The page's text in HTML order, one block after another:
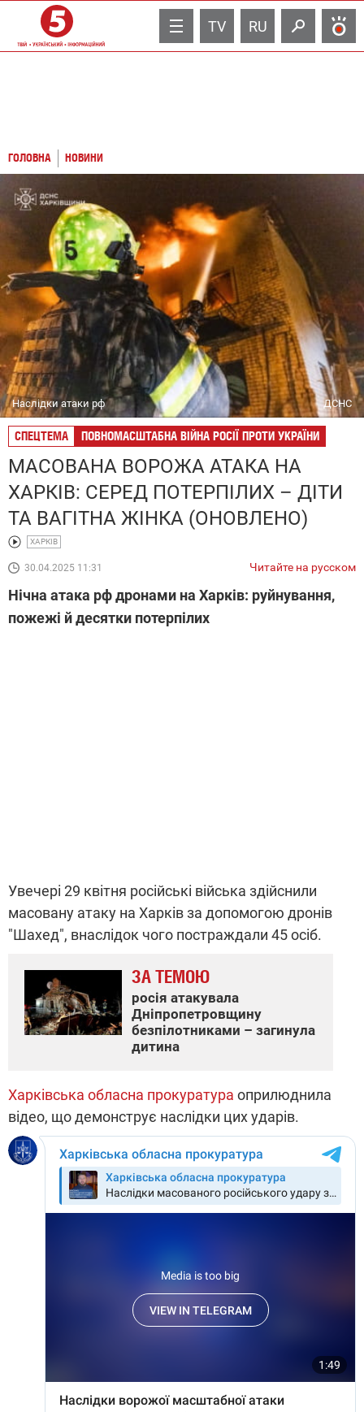
TV RU
ГОЛОВНА НОВИНИ
Наслідки атаки рф ДСНС
СПЕЦТЕМА ПОВНОМАСШТАБНА ВІЙНА РОСІЇ ПРОТИ УКРАЇНИ
МАСОВАНА ВОРОЖА АТАКА НА
ХАРКІВ: СЕРЕД ПОТЕРПІЛИХ – ДІТИ
ТА ВАГІТНА ЖІНКА (ОНОВЛЕНО)
ХАРКІВ
30.04.2025 11:31 Читайте на русском
Нічна атака рф дронами на Харків: руйнування,
пожежі й десятки потерпілих
Увечері 29 квітня російські війська здійснили
масовану атаку на Харків за допомогою дронів
"Шахед", внаслідок чого постраждали 45 осіб.
ЗА ТЕМОЮ
росія атакувала
Дніпропетровщину
безпілотниками – загинула
дитина
Харківська обласна прокуратура оприлюднила
відео, що демонструє наслідки цих ударів.